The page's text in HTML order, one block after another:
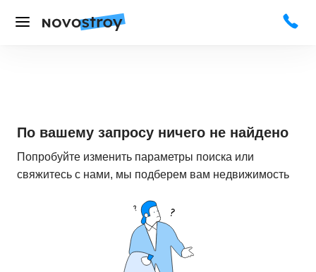
По вашему запросу ничего не найдено
Попробуйте изменить параметры поиска или
свяжитесь с нами, мы подберем вам недвижимость